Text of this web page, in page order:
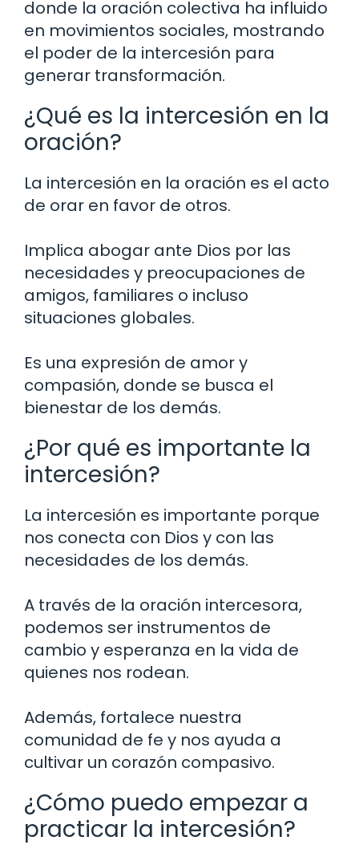
donde la oración colectiva ha influido
en movimientos sociales, mostrando
el poder de la intercesión para
generar transformación.
¿Qué es la intercesión en la
oración?
La intercesión en la oración es el acto
de orar en favor de otros.
Implica abogar ante Dios por las
necesidades y preocupaciones de
amigos, familiares o incluso
situaciones globales.
Es una expresión de amor y
compasión, donde se busca el
bienestar de los demás.
¿Por qué es importante la
intercesión?
La intercesión es importante porque
nos conecta con Dios y con las
necesidades de los demás.
A través de la oración intercesora,
podemos ser instrumentos de
cambio y esperanza en la vida de
quienes nos rodean.
Además, fortalece nuestra
comunidad de fe y nos ayuda a
cultivar un corazón compasivo.
¿Cómo puedo empezar a
practicar la intercesión?